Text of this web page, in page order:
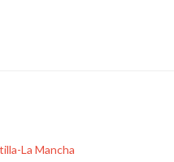
La Mancha